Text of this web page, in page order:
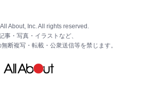
About, Inc. All rights reserved.
事・写真・イラストなど、
断複写・転載・公衆送信等を禁じます。